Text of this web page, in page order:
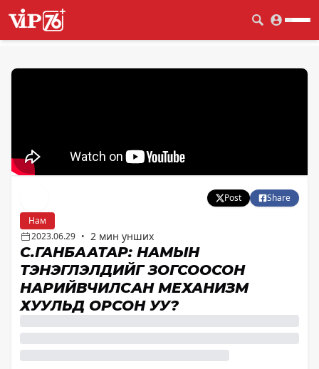
Post
Share
Нам
2023.06.29 • 2 мин унших
С.ГАНБААТАР: НАМЫН
ТЭНЭГЛЭЛҮҮДИЙГ ЗОГСООСОН
НАРИЙВЧИЛСАН МЕХАНИЗМ
ХУУЛЬД ОРСОН УУ?